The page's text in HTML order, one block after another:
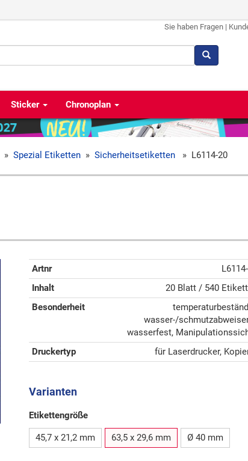
Sie haben Fragen |
Sticker Chronoplan
» Spezial Etiketten » Sicherheitsetiketten » L6114-20
Artnr
Inhalt
20 Blatt / 540
Besonderheit
wasser-/
wasserfest,
Druckertyp
für Laserdrucker,
Varianten
Etikettengröße
45,7 x 21,2 mm 63,5 x 29,6 mm Ø 40 mm